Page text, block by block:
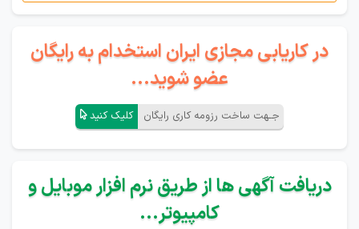
در کاریابی مجازی ایران استخدام به رایگان
عضو شوید...
جـهت ساخت رزومه کاری رایگان کلیک کنید
دریافت آگهی ها از طریق نرم افزار موبایل و
کامپیوتر...